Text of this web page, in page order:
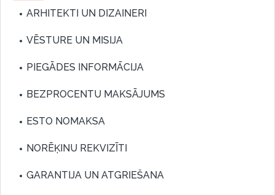
ARHITEKTI UN DIZAINERI
VĒSTURE UN MISIJA
PIEGĀDES INFORMĀCIJA
BEZPROCENTU MAKSĀJUMS
ESTO NOMAKSA
NORĒĶINU REKVIZĪTI
GARANTIJA UN ATGRIEŠANA